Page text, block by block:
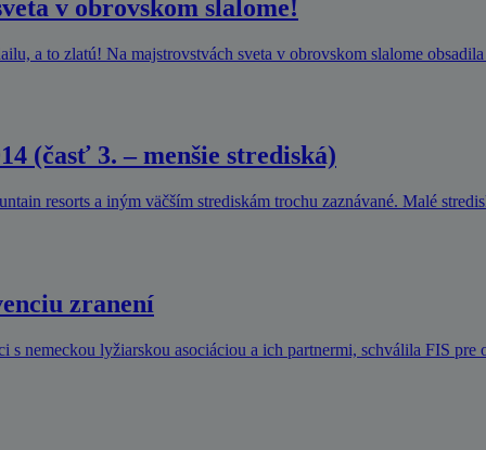
v obrovskom slalome!
a to zlatú! Na majstrovstvách sveta v obrovskom slalome
(časť 3. – menšie strediská)
resorts a iným väčším strediskám trochu zaznávané. Malé
zranení
nemeckou lyžiarskou asociáciou a ich partnermi, schválila FIS pre